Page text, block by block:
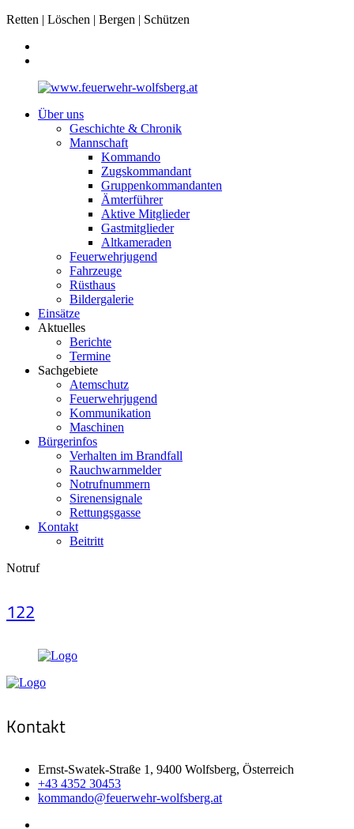
Retten | Löschen | Bergen | Schützen
Über uns
Geschichte & Chronik
Mannschaft
Kommando
Zugskommandant
Gruppenkommandanten
Ämterführer
Aktive Mitglieder
Gastmitglieder
Altkameraden
Feuerwehrjugend
Fahrzeuge
Rüsthaus
Bildergalerie
Einsätze
Aktuelles
Berichte
Termine
Sachgebiete
Atemschutz
Feuerwehrjugend
Kommunikation
Maschinen
Bürgerinfos
Verhalten im Brandfall
Rauchwarnmelder
Notrufnummern
Sirenensignale
Rettungsgasse
Kontakt
Beitritt
Notruf
122
Kontakt
Ernst-Swatek-Straße 1, 9400 Wolfsberg, Österreich
+43 4352 30453
kommando@feuerwehr-wolfsberg.at